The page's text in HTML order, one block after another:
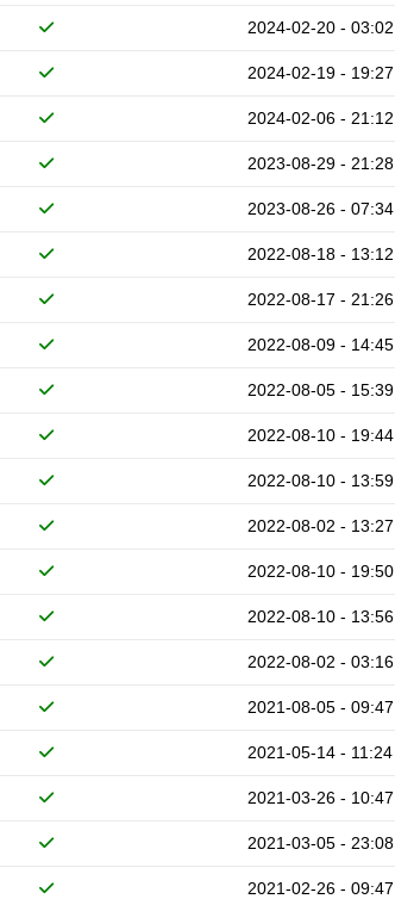
2024-02-20 - 03:02
2024-02-19 - 19:27
2024-02-06 - 21:12
2023-08-29 - 21:28
2023-08-26 - 07:34
2022-08-18 - 13:12
2022-08-17 - 21:26
2022-08-09 - 14:45
2022-08-05 - 15:39
2022-08-10 - 19:44
2022-08-10 - 13:59
2022-08-02 - 13:27
2022-08-10 - 19:50
2022-08-10 - 13:56
2022-08-02 - 03:16
2021-08-05 - 09:47
2021-05-14 - 11:24
2021-03-26 - 10:47
2021-03-05 - 23:08
2021-02-26 - 09:47